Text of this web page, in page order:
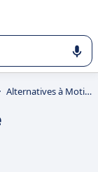
sélection de
Alternatives à Motive